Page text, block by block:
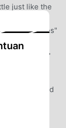
just like the
time to
Moves"
in the trekle!◆
scene
where the
and
you can
and raise
◆Not only